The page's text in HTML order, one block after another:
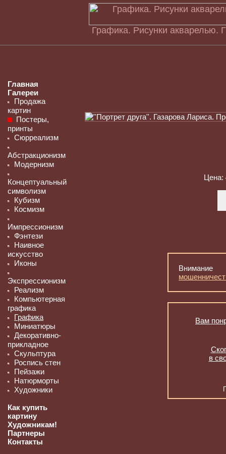
Графика. Рисунки акварелью.
Главная
Галереи
Продажа
картин
Постеры,
принты
Сюрреализм
Абстракционизм
Модернизм
Концептуальный
символизм
Кубизм
Космизм
Импрессионизм
Фэнтези
Наивное
искусство
Иконы
Экспрессионизм
Реализм
Компьютерная
графика
Графика
Миниатюры
Декоративно-
прикладное
Скульптура
Роспись стен
Пейзажи
Натюрморты
Художники
Как купить
картину
Художникам!
Партнеры
Контакты
Цена:
Вам
в